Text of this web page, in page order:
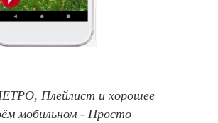
Плейлист и хорошее
мобильном - Просто